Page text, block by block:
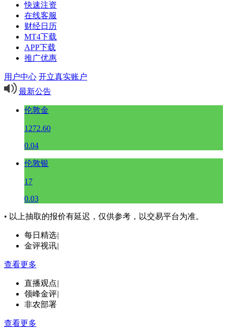
快速注资
在线客服
财经日历
MT4下载
APP下载
推广优惠
用户中心 开立真实账户
最新公告
伦敦金
1272.60
0.04
伦敦银
17
0.03
• 以上抽取的报价有延迟，仅供参考，以交易平台为准。
每日精选|
金评视讯|
查看更多
直播观点|
领峰金评|
非农部署
查看更多